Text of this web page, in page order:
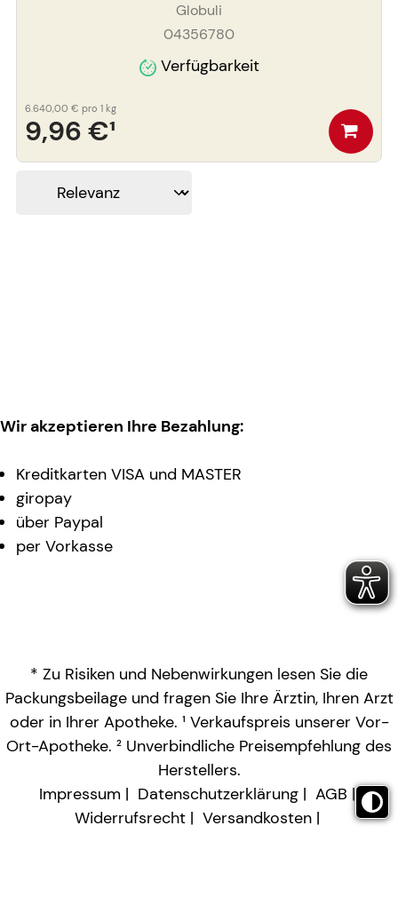
Globuli
04356780
Verfügbarkeit
9,96 €¹
6.640,00 € pro 1 kg
Wir akzeptieren Ihre Bezahlung:
Kreditkarten VISA und MASTER
giropay
über Paypal
per Vorkasse
* Zu Risiken und Nebenwirkungen lesen Sie die
Packungsbeilage und fragen Sie Ihre Ärztin, Ihren Arzt
oder in Ihrer Apotheke. ¹ Verkaufspreis unserer Vor-
Ort-Apotheke. ² Unverbindliche Preisempfehlung des
Herstellers.
Impressum
Datenschutzerklärung
AGB
Widerrufsrecht
Versandkosten